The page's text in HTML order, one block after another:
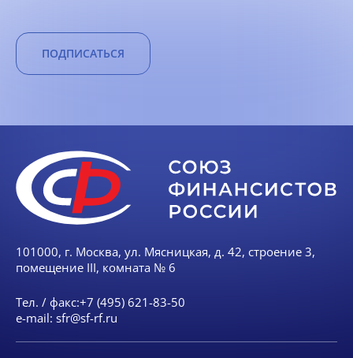
ПОДПИСАТЬСЯ
101000, г. Москва, ул. Мясницкая, д. 42, строение 3,
помещение III, комната № 6
Тел. / факс:+7 (495) 621-83-50
e-mail: sfr@sf-rf.ru